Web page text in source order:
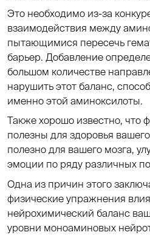
Это необходимо из-за
взаимодействия между
пытающимися пересечь
барьер. Добавление
большом количестве
нарушить этот баланс,
именно этой аминоксилоты.
Также хорошо известно, что
полезны для здоровья
полезно для вашего мозга,
эмоции по ряду различных
Одна из причин этого
физические упражнения
нейрохимический баланс
уровни моноаминовых